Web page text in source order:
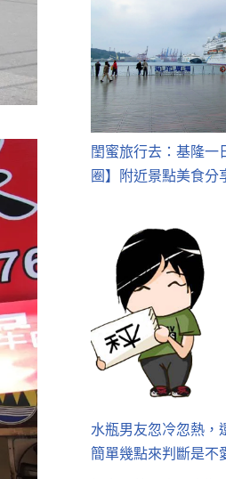
閨蜜旅行去：基隆一
圈】附近景點美食分
水瓶男友忽冷忽熱，
簡單幾點來判斷是不